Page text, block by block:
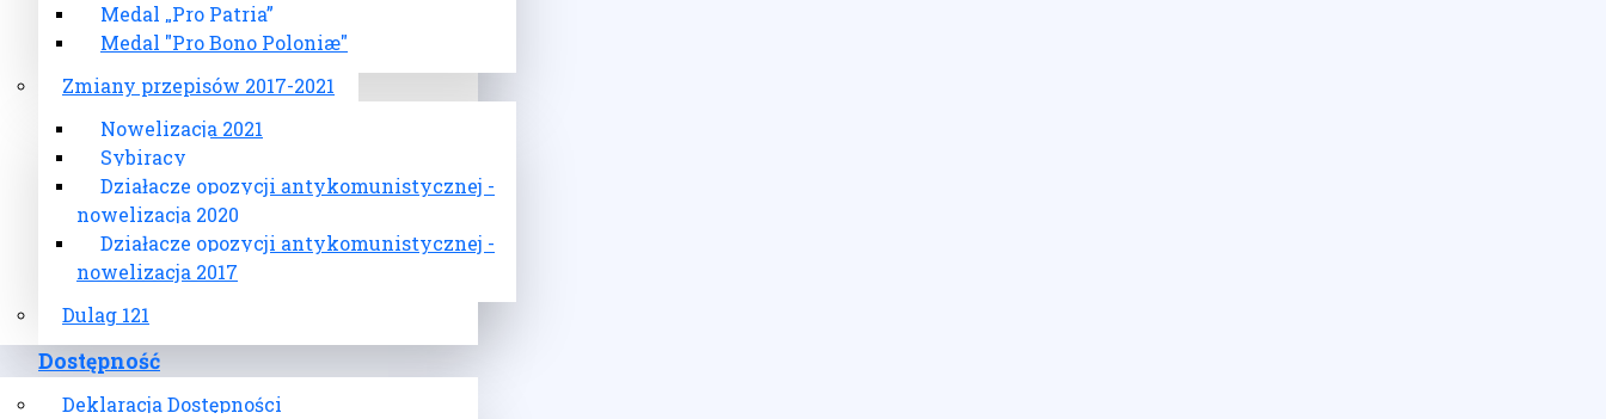
Medal „Pro Patria”
Medal "Pro Bono Poloniæ"
Zmiany przepisów 2017-2021
Nowelizacja 2021
Sybiracy
Działacze opozycji antykomunistycznej -
nowelizacja 2020
Działacze opozycji antykomunistycznej -
nowelizacja 2017
Dulag 121
Dostępność
Deklaracja Dostępności